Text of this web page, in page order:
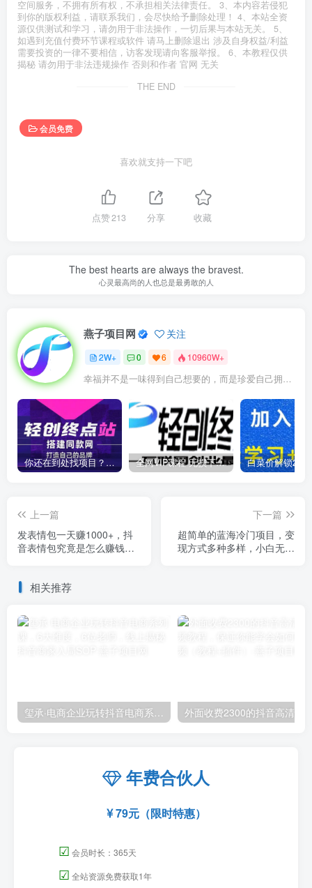
空间服务，不拥有所有权，不承担相关法律责任。 3、本内容若侵犯
到你的版权利益，请联系我们，会尽快给予删除处理！ 4、本站全资
源仅供测试和学习，请勿用于非法操作，一切后果与本站无关。 5、
如遇到充值付费环节课程或软件 请马上删除退出 涉及自身权益/利益
需要投资的一律不要相信，访客发现请向客服举报。 6、本教程仅供
揭秘 请勿用于非法违规操作 否则和作者 官网 无关
THE END
会员免费
喜欢就支持一下吧
点赞213 分享 收藏
The best hearts are always the bravest.
心灵最高尚的人也总是最勇敢的人
燕子项目网 关注
2W+ 0 6 10960W+
幸福并不是一味得到自己想要的，而是珍爱自己拥有的
你还在到处找项目？还在当韭菜？我靠卖项目一个月收入5万+，曾经我也是个失败者。 全网VIP课程 无损下载~
上一篇
发表情包一天赚1000+，抖
音表情包究竟是怎么赚钱
下一篇
超简单的蓝海冷门项目，变
现方式多种多样，小白无门
相关推荐
玺承·电商企业玩转抖音电商系列课，6大维度，6位老师，线上揭秘抖音商家入局SOP
年费合伙人
79元（限时特惠）
☑ 会员时长：365天
☑ 全站资源免费获取1年